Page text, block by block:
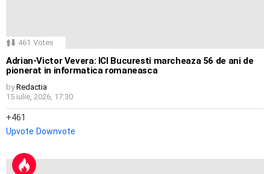
461 Votes
Adrian-Victor Vevera: ICI Bucuresti marcheaza 56 de ani de
pionerat in informatica romaneasca
by Redactia
15 iulie, 2026, 17:30
461
Upvote Downvote